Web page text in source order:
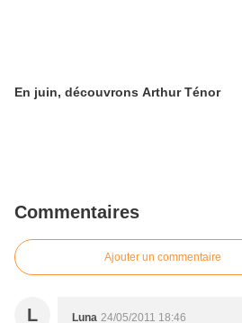
En juin, découvrons Arthur Ténor
Commentaires
Ajouter un commentaire
L Luna 24/05/2011 18:46